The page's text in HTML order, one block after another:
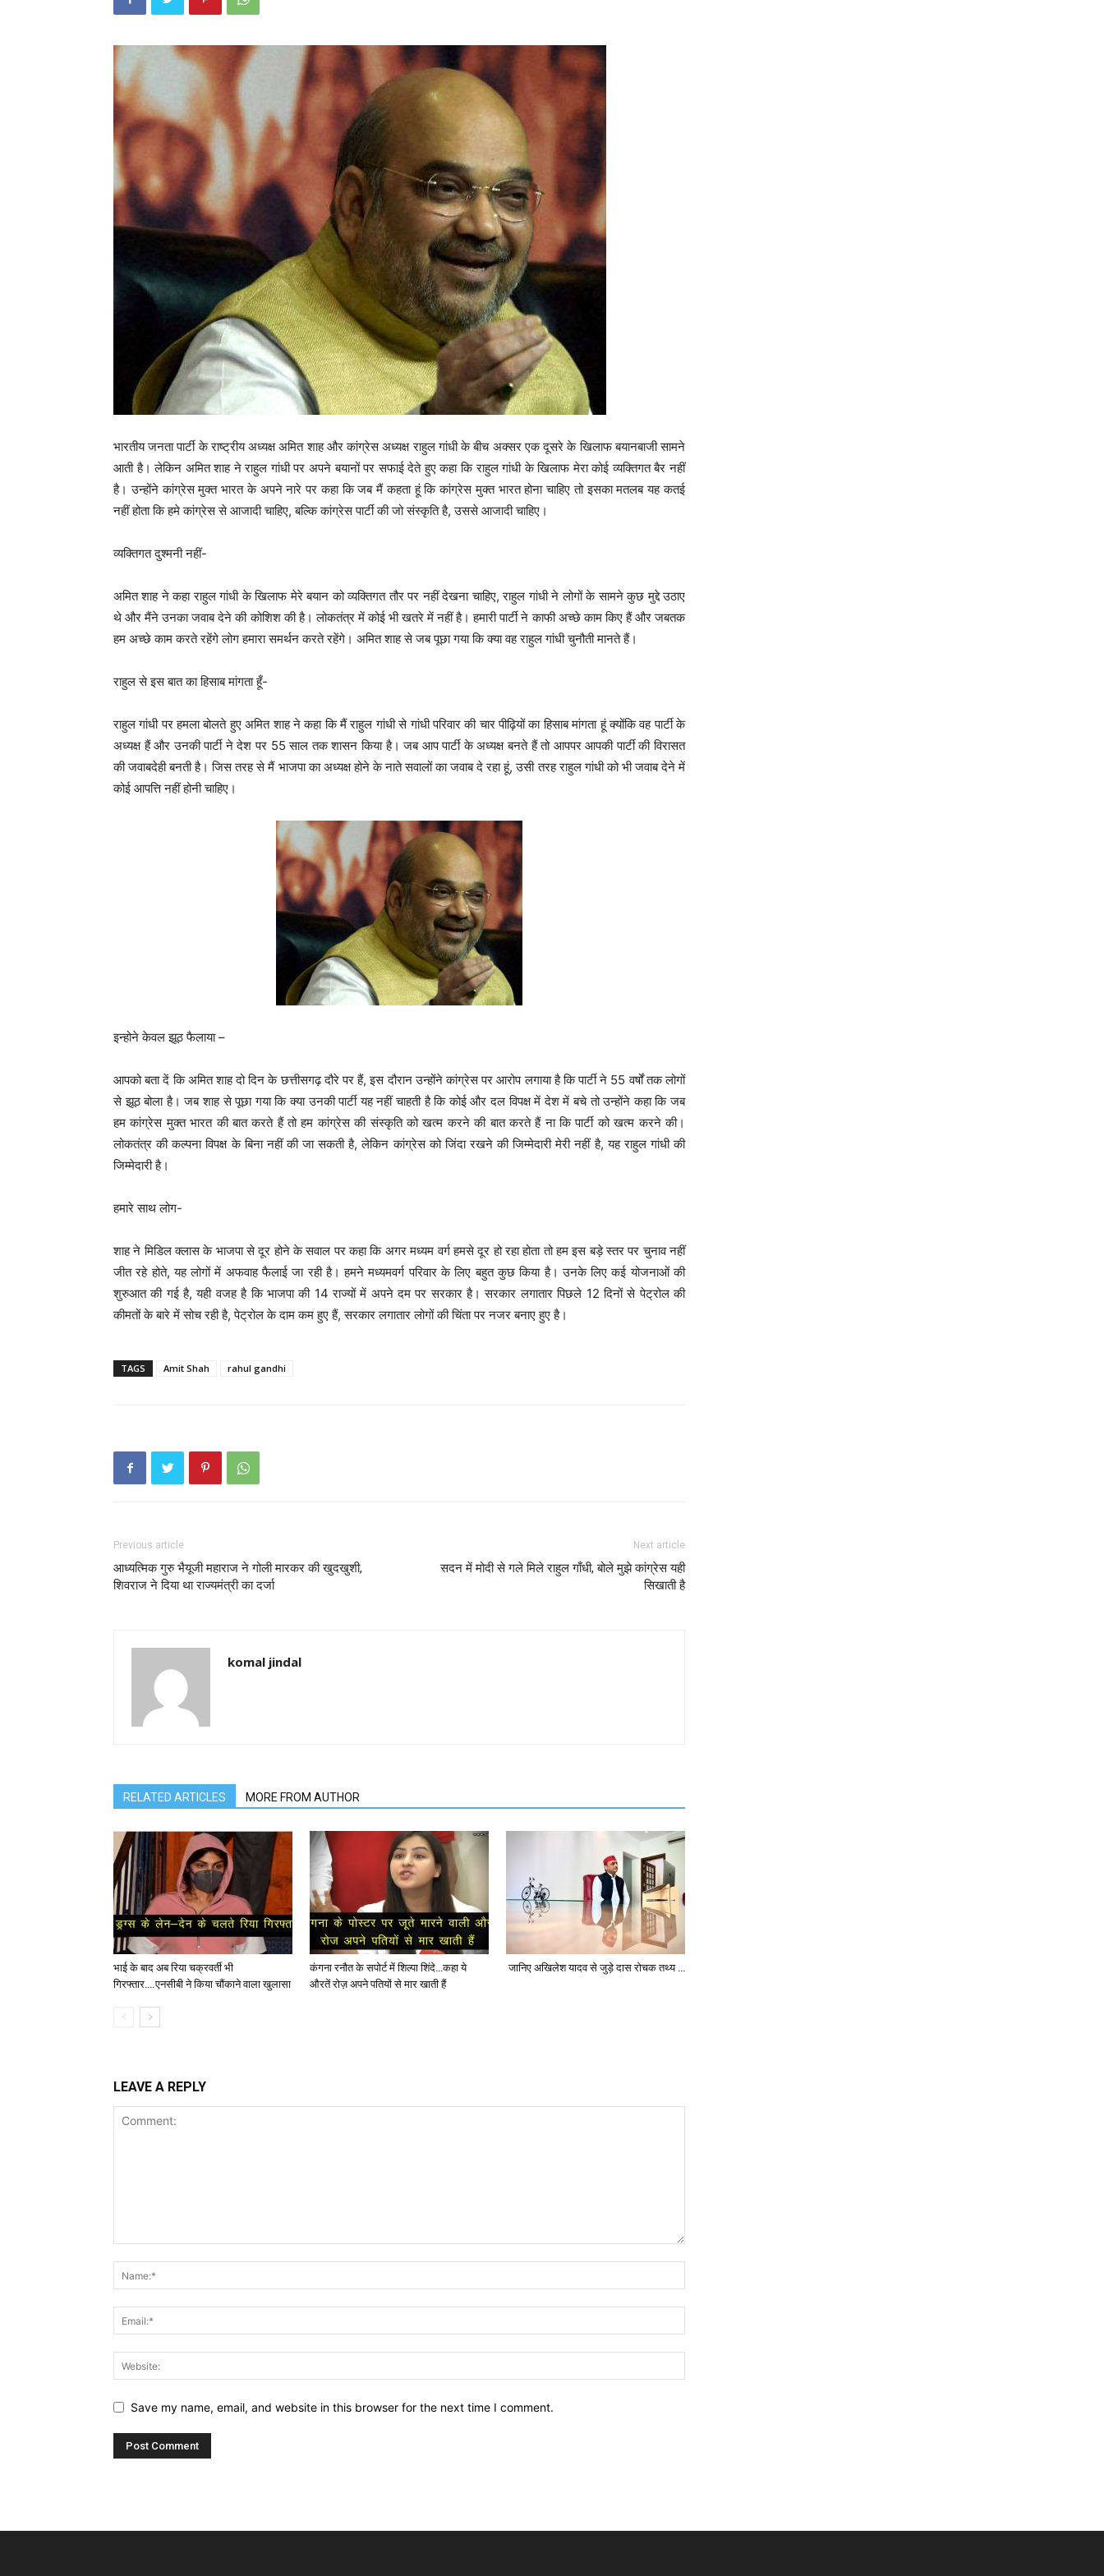
भारतीय जनता पार्टी के राष्ट्रीय अध्यक्ष अमित शाह और कांग्रेस अध्यक्ष राहुल गांधी के बीच अक्सर एक दूसरे के खिलाफ बयानबाजी सामने
आती है। लेकिन अमित शाह ने राहुल गांधी पर अपने बयानों पर सफाई देते हुए कहा कि राहुल गांधी के खिलाफ मेरा कोई व्यक्तिगत बैर नहीं
है। उन्होंने कांग्रेस मुक्त भारत के अपने नारे पर कहा कि जब मैं कहता हूं कि कांग्रेस मुक्त भारत होना चाहिए तो इसका मतलब यह कतई
नहीं होता कि हमे कांग्रेस से आजादी चाहिए, बल्कि कांग्रेस पार्टी की जो संस्कृति है, उससे आजादी चाहिए।
व्यक्तिगत दुश्मनी नहीं-
अमित शाह ने कहा राहुल गांधी के खिलाफ मेरे बयान को व्यक्तिगत तौर पर नहीं देखना चाहिए, राहुल गांधी ने लोगों के सामने कुछ मुद्दे उठाए
थे और मैंने उनका जवाब देने की कोशिश की है। लोकतंत्र में कोई भी खतरे में नहीं है। हमारी पार्टी ने काफी अच्छे काम किए हैं और जबतक
हम अच्छे काम करते रहेंगे लोग हमारा समर्थन करते रहेंगे। अमित शाह से जब पूछा गया कि क्या वह राहुल गांधी चुनौती मानते हैं।
राहुल से इस बात का हिसाब मांगता हूँ-
राहुल गांधी पर हमला बोलते हुए अमित शाह ने कहा कि मैं राहुल गांधी से गांधी परिवार की चार पीढ़ियों का हिसाब मांगता हूं क्योंकि वह पार्टी के
अध्यक्ष हैं और उनकी पार्टी ने देश पर 55 साल तक शासन किया है। जब आप पार्टी के अध्यक्ष बनते हैं तो आपपर आपकी पार्टी की विरासत
की जवाबदेही बनती है। जिस तरह से मैं भाजपा का अध्यक्ष होने के नाते सवालों का जवाब दे रहा हूं, उसी तरह राहुल गांधी को भी जवाब देने में
कोई आपत्ति नहीं होनी चाहिए।
इन्होने केवल झूठ फैलाया –
आपको बता दें कि अमित शाह दो दिन के छत्तीसगढ़ दौरे पर हैं, इस दौरान उन्होंने कांग्रेस पर आरोप लगाया है कि पार्टी ने 55 वर्षों तक लोगों
से झूठ बोला है। जब शाह से पूछा गया कि क्या उनकी पार्टी यह नहीं चाहती है कि कोई और दल विपक्ष में देश में बचे तो उन्होंने कहा कि जब
हम कांग्रेस मुक्त भारत की बात करते हैं तो हम कांग्रेस की संस्कृति को खत्म करने की बात करते हैं ना कि पार्टी को खत्म करने की।
लोकतंत्र की कल्पना विपक्ष के बिना नहीं की जा सकती है, लेकिन कांग्रेस को जिंदा रखने की जिम्मेदारी मेरी नहीं है, यह राहुल गांधी की
जिम्मेदारी है।
हमारे साथ लोग-
शाह ने मिडिल क्लास के भाजपा से दूर होने के सवाल पर कहा कि अगर मध्यम वर्ग हमसे दूर हो रहा होता तो हम इस बड़े स्तर पर चुनाव नहीं
जीत रहे होते, यह लोगों में अफवाह फैलाई जा रही है। हमने मध्यमवर्ग परिवार के लिए बहुत कुछ किया है। उनके लिए कई योजनाओं की
शुरुआत की गई है, यही वजह है कि भाजपा की 14 राज्यों में अपने दम पर सरकार है। सरकार लगातार पिछले 12 दिनों से पेट्रोल की
कीमतों के बारे में सोच रही है, पेट्रोल के दाम कम हुए हैं, सरकार लगातार लोगों की चिंता पर नजर बनाए हुए है।
TAGS Amit Shah rahul gandhi
Previous article
आध्यत्मिक गुरु भैयूजी महाराज ने गोली मारकर की खुदखुशी,
शिवराज ने दिया था राज्यमंत्री का दर्जा
Next article
सदन में मोदी से गले मिले राहुल गाँधी, बोले मुझे कांग्रेस यही
सिखाती है
komal jindal
RELATED ARTICLES MORE FROM AUTHOR
भाई के बाद अब रिया चक्रवर्ती भी
गिरफ्तार….एनसीबी ने किया चौंकाने वाला खुलासा
कंगना रनौत के सपोर्ट में शिल्पा शिंदे…कहा ये
औरतें रोज़ अपने पतियों से मार खाती हैं
जानिए अखिलेश यादव से जुड़े दास रोचक तथ्य …
LEAVE A REPLY
Save my name, email, and website in this browser for the next time I comment.